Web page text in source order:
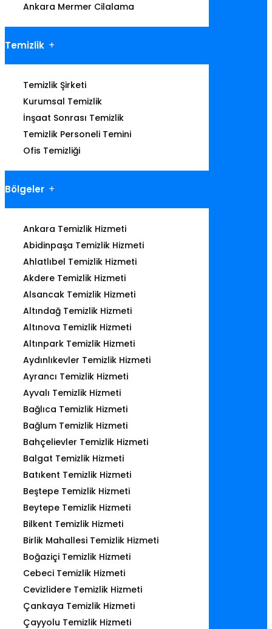
Ankara Mermer Cilalama
Temizlik
Temizlik Şirketi
Kurumsal Temizlik
İnşaat Sonrası Temizlik
Temizlik Personeli Temini
Ofis Temizliği
Bölgeler
Ankara Temizlik Hizmeti
Abidinpaşa Temizlik Hizmeti
Ahlatlıbel Temizlik Hizmeti
Akdere Temizlik Hizmeti
Alsancak Temizlik Hizmeti
Altındağ Temizlik Hizmeti
Altınova Temizlik Hizmeti
Altınpark Temizlik Hizmeti
Aydınlıkevler Temizlik Hizmeti
Ayrancı Temizlik Hizmeti
Ayvalı Temizlik Hizmeti
Bağlıca Temizlik Hizmeti
Bağlum Temizlik Hizmeti
Bahçelievler Temizlik Hizmeti
Balgat Temizlik Hizmeti
Batıkent Temizlik Hizmeti
Beştepe Temizlik Hizmeti
Beytepe Temizlik Hizmeti
Bilkent Temizlik Hizmeti
Birlik Mahallesi Temizlik Hizmeti
Boğaziçi Temizlik Hizmeti
Cebeci Temizlik Hizmeti
Cevizlidere Temizlik Hizmeti
Çankaya Temizlik Hizmeti
Çayyolu Temizlik Hizmeti